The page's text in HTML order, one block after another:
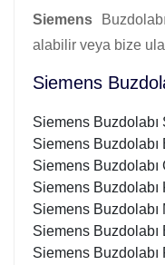
Siemens
alabilir veya bize
Siemens
Siemens Buzdolabı
Siemens Buzdolabı
Siemens Buzdolabı
Siemens Buzdolabı
Siemens Buzdolabı
Siemens Buzdolabı
Siemens Buzdolabı